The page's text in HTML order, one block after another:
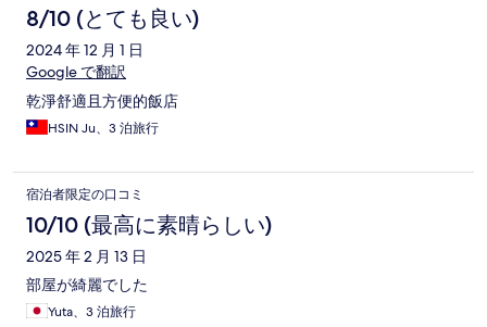
コ
ミ
8/10 (とても良い)
2024 年 12 月 1 日
Google で翻訳
乾淨舒適且方便的飯店
HSIN Ju、3 泊旅行
宿泊者限定の口コミ
10/10 (最高に素晴らしい)
2025 年 2 月 13 日
部屋が綺麗でした
Yuta、3 泊旅行